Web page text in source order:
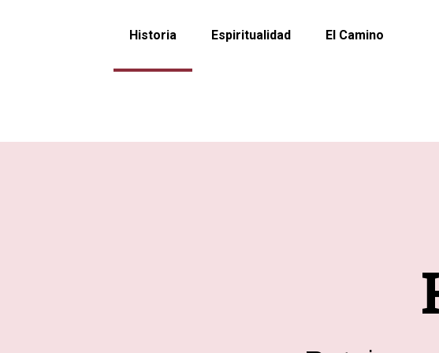
Historia Espiritualidad El Camino